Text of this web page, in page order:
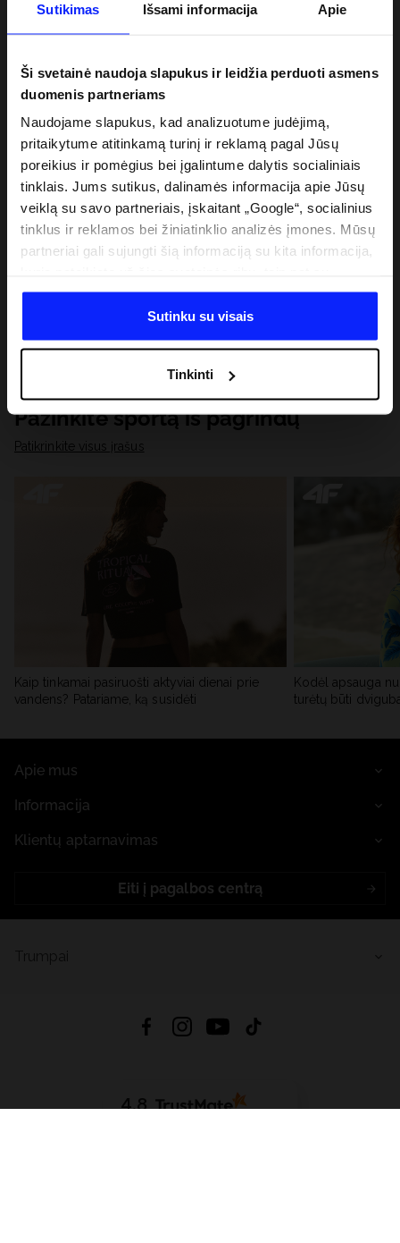
Sutikimas Išsami informacija Apie
Ši svetainė naudoja slapukus ir leidžia perduoti asmens
duomenis partneriams
Naudojame slapukus, kad analizuotume judėjimą,
pritaikytume atitinkamą turinį ir reklamą pagal Jūsų
poreikius ir pomėgius bei įgalintume dalytis socialiniais
tinklais. Jums sutikus, dalinamės informacija apie Jūsų
veiklą su savo partneriais, įskaitant „Google“, socialinius
tinklus ir reklamos bei žiniatinklio analizės įmones. Mūsų
partneriai gali sujungti šią informaciją su kita informacija,
duomenimis, kuriuos jie gauna, kai naudojatės jų
paslaugomis. Gavus Jūsų leidimą, mes galime perduoti
Jūsų asmeninę informaciją savo partneriams, siekdami
analitinius tyrimus, pritaikyti turinį ir tobulinti mūsų
partnerių siūlomus sprendimus (pvz., socialinius tinklus).
Išsamią informaciją rasite mūsų Privatumo politikoje ir
skiltyje „Išsami informacija“.
Sutinku su visais
Tinkinti
Pažinkite sportą iš pagrindų
Patikrinkite visus įrašus
Kaip tinkamai pasiruošti aktyviai dienai prie
vandens? Patariame, ką susidėti
Kodėl apsauga
turėtų būti
Apie mus
Informacija
Klientų aptarnavimas
Eiti į pagalbos centrą
4.8